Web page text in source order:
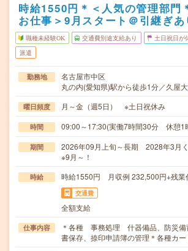
時給1550円＊＜人気の管理部門
お仕事＞9月スタート＠引継ぎあ
職種未経験OK 交通費別途支給あり 土日祝日が
派遣
勤務地
名古屋市中区
丸の内(愛知県)駅から徒歩1分／久屋
曜日頻度 月～金（週5日） ※土日祝休み
時間 09:00～17:30(実働7時間30分 休憩1
期間
2026年09月上旬～長期 2028年3月
※9月～！
時給 時給1550円 月収例 232,500円+残業
交通費
全額支給
仕事内容
＊各種 事務処理 什器備品、防災備
書保存、捺印申請簿の管理＊各種カ